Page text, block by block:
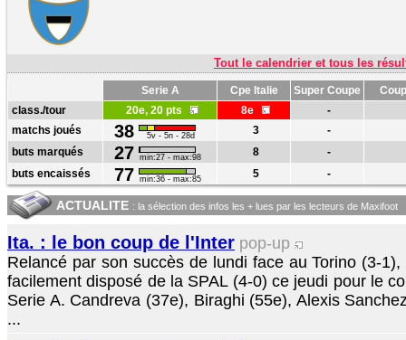
Tout le calendrier et tous les
Serie A Cpe Italie Super Coupe
class./tour
20e, 20 pts 8e
-
matchs joués
38 5v - 5n - 28d 3
-
buts marqués
27 min:27 - max:98 8
-
buts encaissés
77 min:36 - max:85 5 -
ACTUALITE : la sélection des infos les + lues par les lecteurs de Maxifoot
Ita. : le bon coup de l'Inter pop-up
Relancé par son succès de lundi face au Torino (3-
facilement disposé de la SPAL (4-0) ce jeudi pour le
Serie A. Candreva (37e), Biraghi (55e), Alexis
...